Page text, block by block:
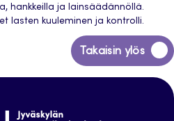
hankkeilla ja lainsäädännöllä.
lasten kuuleminen ja kontrolli.
Takaisin ylös
Siirry
takaisin